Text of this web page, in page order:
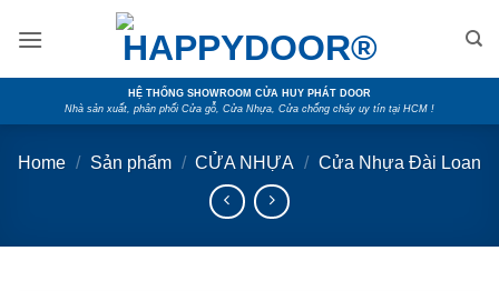
HỆ THỐNG SHOWROOM CỬA HUY PHÁT DOOR
Nhà sản xuất, phân phối Cửa gỗ, Cửa Nhựa, Cửa chống cháy uy tín tại HCM !
Home / Sản phẩm / CỬA NHỰA / Cửa Nhựa Đài Loan